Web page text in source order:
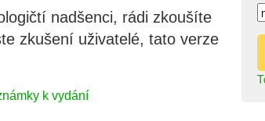
nadšenci, rádi zkoušíte
zkušení uživatelé, tato verze
k vydání